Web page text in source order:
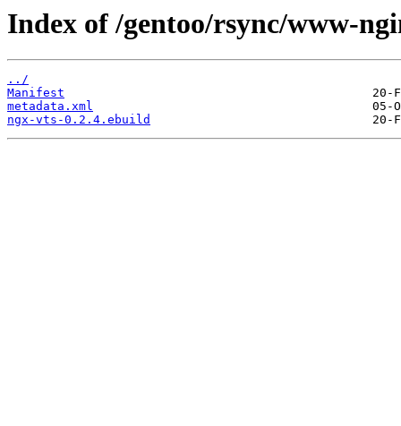
Index of /gentoo/rsync/www-
../
Manifest
metadata.xml
ngx-vts-0.2.4.ebuild